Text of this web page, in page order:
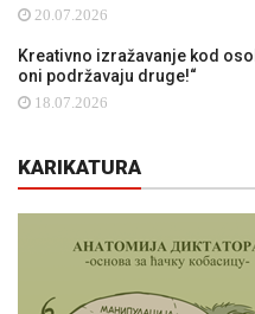
20.07.2026
Kreativno izražavanje kod
oni podržavaju druge!“
18.07.2026
KARIKATURA